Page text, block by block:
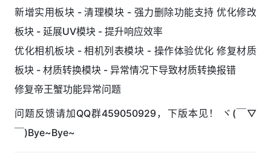
新增实用板块 - 清理模块 - 强力删除功能支持 优化修改
板块 - 延展UV模块 - 提升响应效率
优化相机板块 - 相机列表模块 - 操作体验优化 修复材质
板块 - 材质转换模块 - 异常情况下导致材质转换报错
修复帝王蟹功能异常问题
问题反馈请加QQ群459050929，下版本见！ ヾ(￣▽
￣)Bye~Bye~